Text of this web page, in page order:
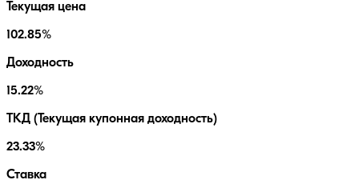
Текущая цена
102.85%
Доходность
15.22%
ТКД (Текущая купонная доходность)
23.33%
Ставка